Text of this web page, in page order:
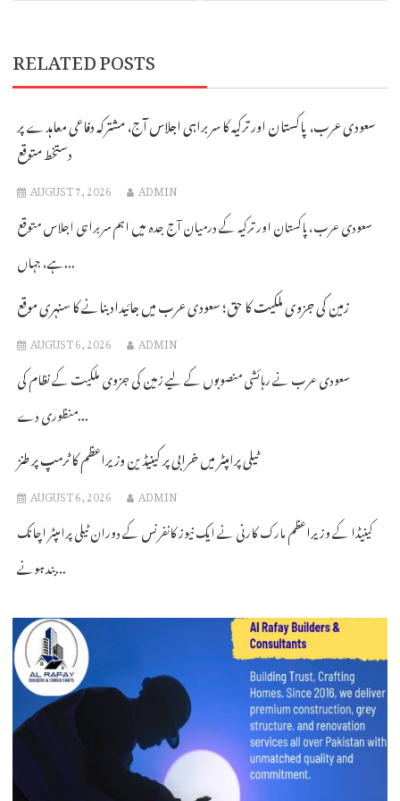
RELATED POSTS
سعودی عرب، پاکستان اور ترکیہ کا سربراہی اجلاس آج، مشترکہ دفاعی معاہدے پر
دستخط متوقع
AUGUST 7, 2026 ADMIN
سعودی عرب، پاکستان اور ترکیہ کے درمیان آج جدہ میں اہم سربراہی اجلاس متوقع
ہے، جہاں...
زمین کی جزوی ملکیت کا حق؛ سعودی عرب میں جائیداد بنانے کا سنہری موقع
AUGUST 6, 2026 ADMIN
سعودی عرب نے رہائشی منصوبوں کے لیے زمین کی جزوی ملکیت کے نظام کی
منظوری دے...
ٹیلی پرامپٹر میں خرابی پر کینیڈین وزیراعظم کا ٹرمپ پر طنز
AUGUST 6, 2026 ADMIN
کینیڈا کے وزیراعظم مارک کارنی نے ایک نیوز کانفرنس کے دوران ٹیلی پرامپٹر اچانک
بند ہونے...